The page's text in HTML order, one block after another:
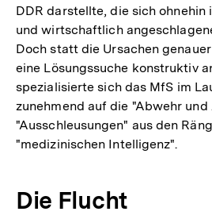
DDR darstellte, die sich ohnehin
und wirtschaftlich
Doch statt die Ursachen
eine Lösungssuche konstruktiv
spezialisierte sich das MfS im
zunehmend auf die "Abwehr
"Ausschleusungen" aus den
"medizinischen Intelligenz".
Die Flucht